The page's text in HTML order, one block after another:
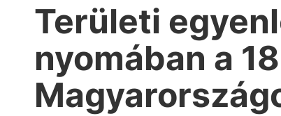
Területi
nyomában a